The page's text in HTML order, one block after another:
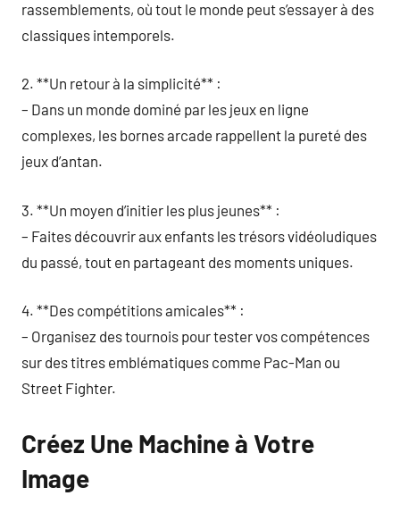
rassemblements, où tout le monde peut s’essayer à des
classiques intemporels.
2. **Un retour à la simplicité** :
– Dans un monde dominé par les jeux en ligne
complexes, les bornes arcade rappellent la pureté des
jeux d’antan.
3. **Un moyen d’initier les plus jeunes** :
– Faites découvrir aux enfants les trésors vidéoludiques
du passé, tout en partageant des moments uniques.
4. **Des compétitions amicales** :
– Organisez des tournois pour tester vos compétences
sur des titres emblématiques comme Pac-Man ou
Street Fighter.
Créez Une Machine à Votre
Image